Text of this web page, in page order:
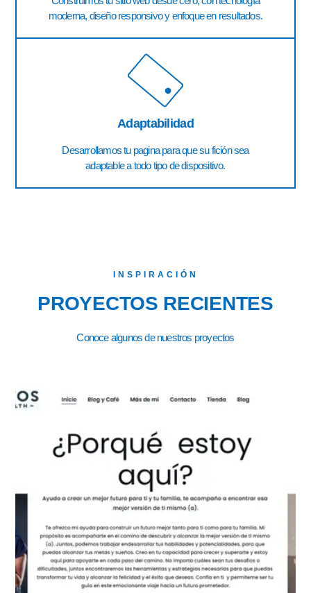
moderna, diseño responsivo y enfoque en resultados.
Adaptabilidad
Desarrollamos tu pagina para que su fición sea
adaptable a todo tipo de dispositivo.
INSPIRACIÓN
PROYECTOS RECIENTES
Conoce algunos de nuestros proyectos